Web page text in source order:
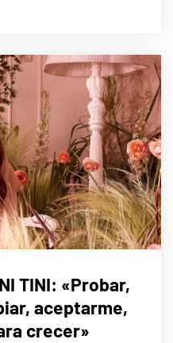
TINI: «Probar,
aceptarme,
crecer»